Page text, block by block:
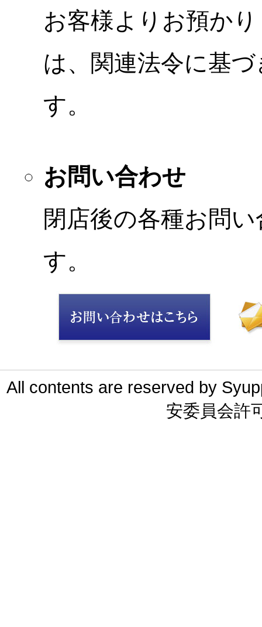
お客様よりお預か
は、関連法令に基
す。
お問い合わせ
閉店後の各種お問
す。
All contents are reserved by
安委員会許